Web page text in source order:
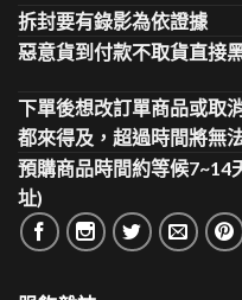
拆封要有錄影為依證據
惡意貨到付款不取貨直接
下單後想改訂單商品或取
都來得及，超過時間將無
預購商品時間約等候7~14
址)